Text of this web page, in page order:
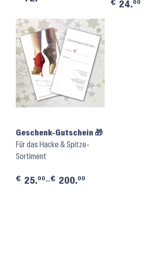
€ 24.00
Geschenk-Gutschein 🎁
Für das Hacke & Spitze-
Sortiment
€ 25.00–€ 200.00